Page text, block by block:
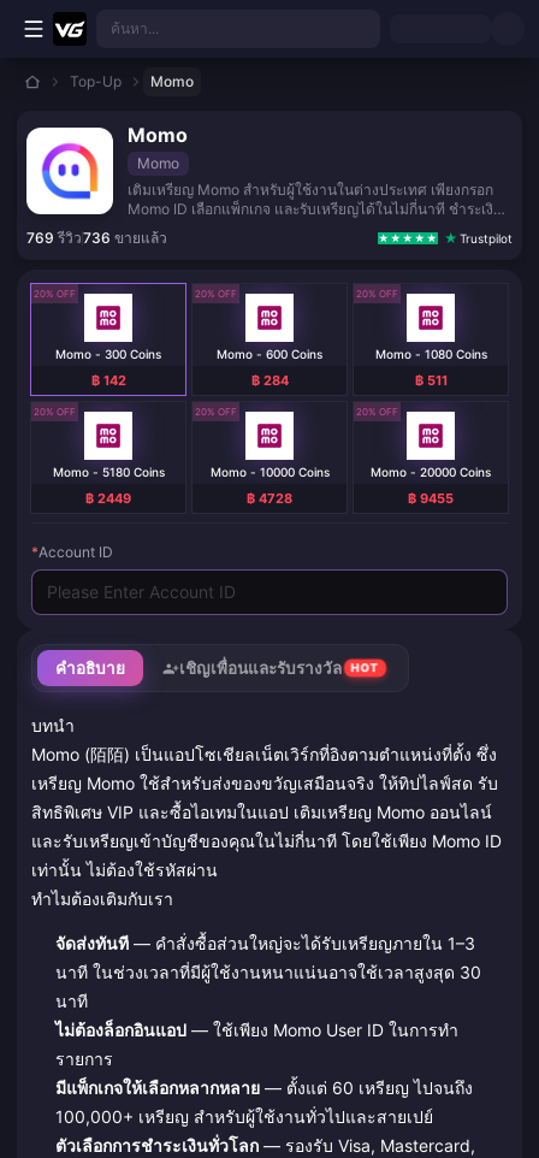
ข้ามไปเนื้อหาหลัก
ค้นหา...
Top-Up Momo
Momo
Momo
เติมเหรียญ Momo สำหรับผู้ใช้งานในต่างประเทศ เพียงกรอก
Momo ID เลือกแพ็กเกจ และรับเหรียญได้ในไม่กี่นาที ชำระเงิน
ปลอดภัย ไม่ต้องใช้รหัสผ่าน
769 รีวิว736 ขายแล้ว Trustpilot
คำอธิบาย เชิญเพื่อนและรับรางวัล HOT
บทนำ
Momo (陌陌) เป็นแอปโซเชียลเน็ตเวิร์กที่อิงตามตำแหน่งที่ตั้ง ซึ่ง
เหรียญ Momo ใช้สำหรับส่งของขวัญเสมือนจริง ให้ทิปไลฟ์สด รับ
สิทธิพิเศษ VIP และซื้อไอเทมในแอป เติมเหรียญ Momo ออนไลน์
และรับเหรียญเข้าบัญชีของคุณในไม่กี่นาที โดยใช้เพียง Momo ID
เท่านั้น ไม่ต้องใช้รหัสผ่าน
ทำไมต้องเติมกับเรา
จัดส่งทันที— คำสั่งซื้อส่วนใหญ่จะได้รับเหรียญภายใน 1–3
นาที ในช่วงเวลาที่มีผู้ใช้งานหนาแน่นอาจใช้เวลาสูงสุด 30
นาที
ไม่ต้องล็อกอินแอป— ใช้เพียง Momo User ID ในการทำ
รายการ
มีแพ็กเกจให้เลือกหลากหลาย— ตั้งแต่ 60 เหรียญ ไปจนถึง
100,000+ เหรียญ สำหรับผู้ใช้งานทั่วไปและสายเปย์
ตัวเลือกการชำระเงินทั่วโลก— รองรับ Visa, Mastercard,
20% OFF
Momo - 300 Coins
฿ 142
20% OFF
Momo - 600 Coins
฿ 284
20% OFF
Momo - 1080 Coins
฿ 511
20% OFF
Momo - 5180 Coins
฿ 2449
20% OFF
Momo - 10000 Coins
฿ 4728
20% OFF
Momo - 20000 Coins
฿ 9455
*Account ID